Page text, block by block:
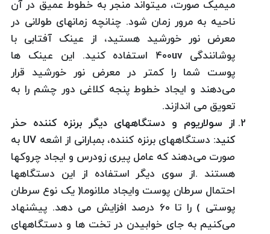
میمیک صورت، میتواند منجر به خطوط عمیق در آن
ناحیه به مرور زمان شود. چنانچه زمانهای طولانی در
معرض نور خورشید هستید، از عینک آفتابی با
پوشانندگی ۴۰۰uv استفاده کنید. این عینک ها
پوست شما را کمتر در معرض نور خورشید قرار
می‌دهند و ایجاد خطوط پنجه کلاغی دور چشم را به
تعویق می اندازند.
از سولاریوم و دستگاههای دیگر برنزه کننده حذر
کنید:
دستگاههای برنزه کننده، بمبارانی از اشعه UV به
صورت می‌دهند که عامل پیری زودرس و ایجاد چروکها
هستند .از سوی دیگر استفاده از این دستگاهها
احتمال سرطان پوست وایجاد ملانوما( یک نوع سرطان
پوستی ) را تا ۶۰ درصد افزایش می دهد. پیشنهاد
می‌کنیم به جای خوابیدن در تخت ها و دستگاههای